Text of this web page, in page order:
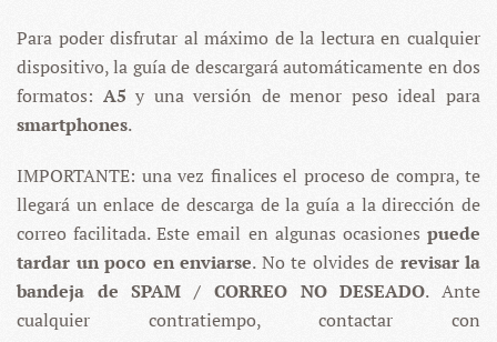
Para poder disfrutar al máximo de la lectura en cualquier
dispositivo, la guía de descargará automáticamente en dos
formatos: A5 y una versión de menor peso ideal para
smartphones.
IMPORTANTE: una vez finalices el proceso de compra, te
llegará un enlace de descarga de la guía a la dirección de
correo facilitada. Este email en algunas ocasiones puede
tardar un poco en enviarse. No te olvides de revisar la
bandeja de SPAM / CORREO NO DESEADO. Ante
cualquier contratiempo, contactar con